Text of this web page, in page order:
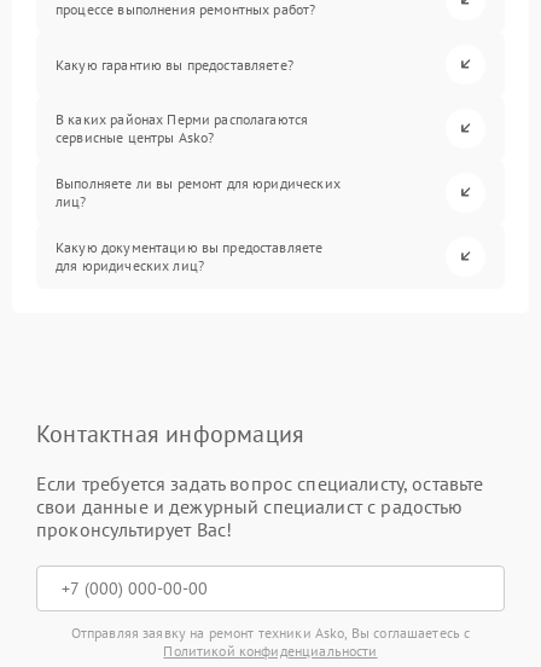
процессе выполнения ремонтных работ?
Какую гарантию вы предоставляете?
В каких районах Перми располагаются
сервисные центры Asko?
Выполняете ли вы ремонт для юридических
лиц?
Какую документацию вы предоставляете
для юридических лиц?
Контактная информация
Если требуется задать вопрос специалисту, оставьте
свои данные и дежурный специалист с радостью
проконсультирует Вас!
Отправляя заявку на ремонт техники Asko, Вы соглашаетесь с
Политикой конфиденциальности